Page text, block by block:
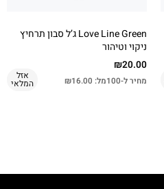
Love Line Green ג’ל סבון תרחיץ
ניקוי וטיהור
₪20.00
מחיר ל-100מל: ₪16.00 אזל
המלאי